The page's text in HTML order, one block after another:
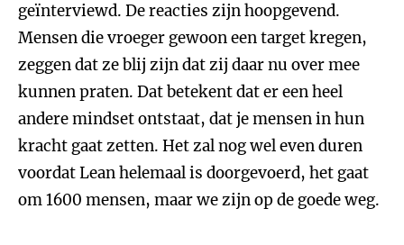
geïnterviewd. De reacties zijn hoopgevend.
Mensen die vroeger gewoon een target kregen,
zeggen dat ze blij zijn dat zij daar nu over mee
kunnen praten. Dat betekent dat er een heel
andere mindset ontstaat, dat je mensen in hun
kracht gaat zetten. Het zal nog wel even duren
voordat Lean helemaal is doorgevoerd, het gaat
om 1600 mensen, maar we zijn op de goede weg.